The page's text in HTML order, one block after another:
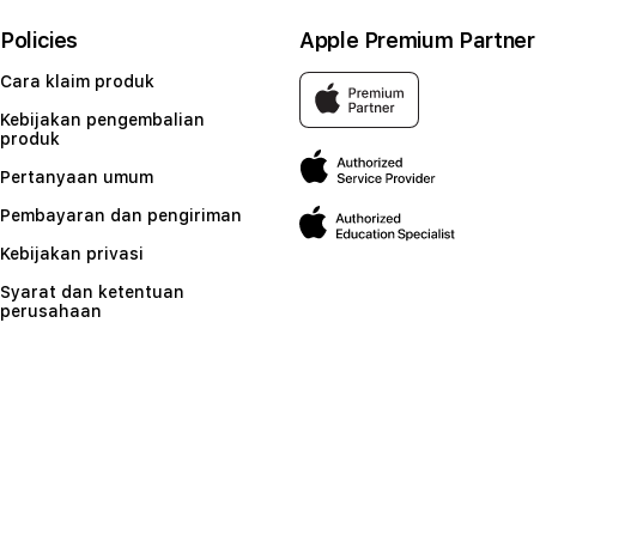
Policies
Cara klaim produk
Kebijakan pengembalian
produk
Pertanyaan umum
Pembayaran dan pengiriman
Kebijakan privasi
Syarat dan ketentuan
perusahaan
Apple Premium Partner